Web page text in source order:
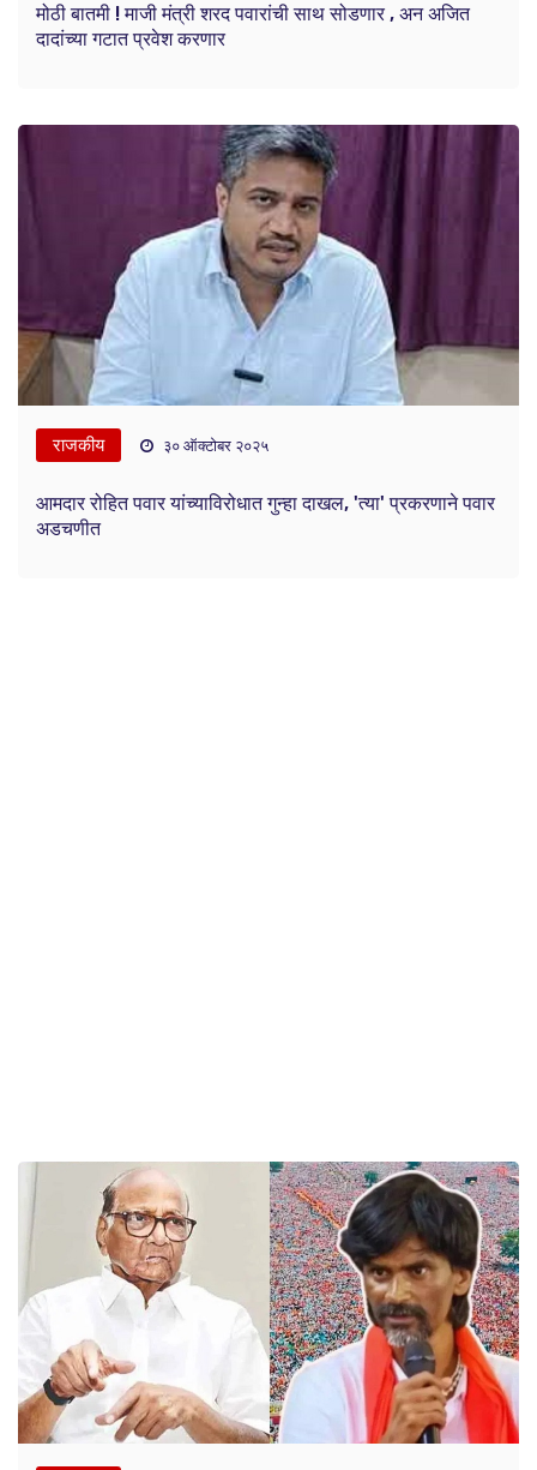
मोठी बातमी ! माजी मंत्री शरद पवारांची साथ सोडणार , अन अजित
दादांच्या गटात प्रवेश करणार
राजकीय ३० ऑक्टोबर २०२५
आमदार रोहित पवार यांच्याविरोधात गुन्हा दाखल, 'त्या' प्रकरणाने पवार
अडचणीत